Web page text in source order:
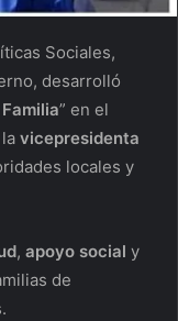
Sociales,
desarrolló
” en el
vicepresidenta
locales y
, apoyo social y
de